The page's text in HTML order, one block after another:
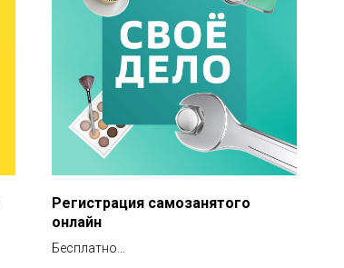
Регистрация самозанятого
онлайн
Бесплатно